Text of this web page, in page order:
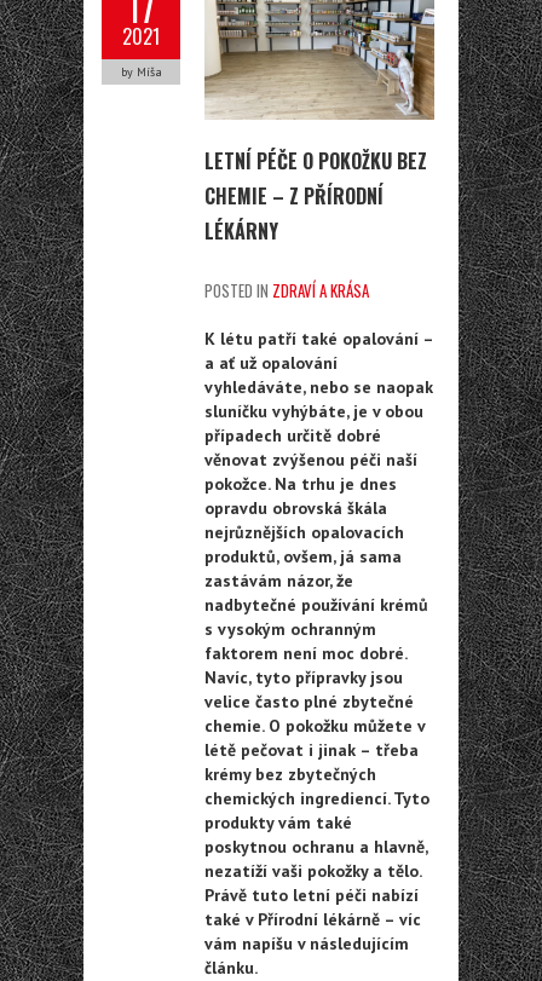
2021
by Míša
LETNÍ PÉČE O POKOŽKU BEZ
CHEMIE – Z PŘÍRODNÍ
LÉKÁRNY
POSTED IN ZDRAVÍ A KRÁSA
K létu patří také opalování –
a ať už opalování
vyhledáváte, nebo se naopak
sluníčku vyhýbáte, je v obou
případech určitě dobré
věnovat zvýšenou péči naší
pokožce. Na trhu je dnes
opravdu obrovská škála
nejrůznějších opalovacích
produktů, ovšem, já sama
zastávám názor, že
nadbytečné používání krémů
s vysokým ochranným
faktorem není moc dobré.
Navíc, tyto přípravky jsou
velice často plné zbytečné
chemie. O pokožku můžete v
létě pečovat i jinak – třeba
krémy bez zbytečných
chemických ingrediencí. Tyto
produkty vám také
poskytnou ochranu a hlavně,
nezatíží vaši pokožky a tělo.
Právě tuto letní péči nabízí
také v Přírodní lékárně – víc
vám napíšu v následujícím
článku.